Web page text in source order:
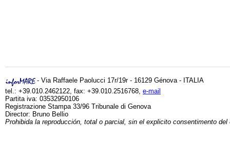
- Via Raffaele Paolucci 17r/19r - 16129 Génova - ITALIA
tel.: +39.010.2462122, fax: +39.010.2516768, e-mail
Partita iva: 03532950106
Registrazione Stampa 33/96 Tribunale di Genova
Director: Bruno Bellio
Prohibida la reproducción, total o parcial, sin el explicito consentimento del